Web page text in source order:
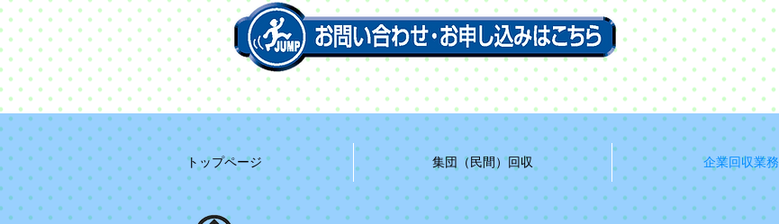
トップページ 集団（民間）回収 企業回収業務